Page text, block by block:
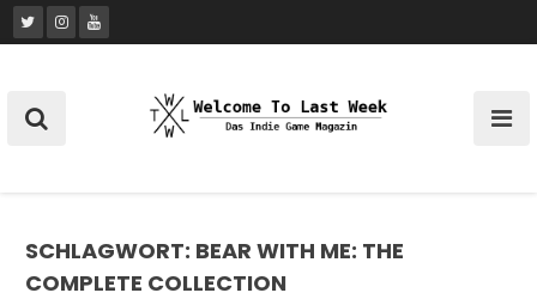
Skip
to
SCHLAGWORT: BEAR WITH ME: THE
COMPLETE COLLECTION